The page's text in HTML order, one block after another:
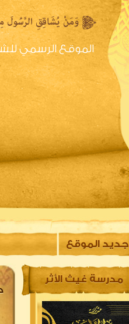
الموقع الرسمي
الصفحه الرئيسية
جديد الموقع
مدرسة غيث الأثر